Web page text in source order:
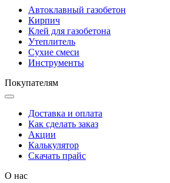
Автоклавный газобетон
Кирпич
Клей для газобетона
Утеплитель
Сухие смеси
Инструменты
Покупателям
Доставка и оплата
Как сделать заказ
Акции
Калькулятор
Скачать прайс
О нас